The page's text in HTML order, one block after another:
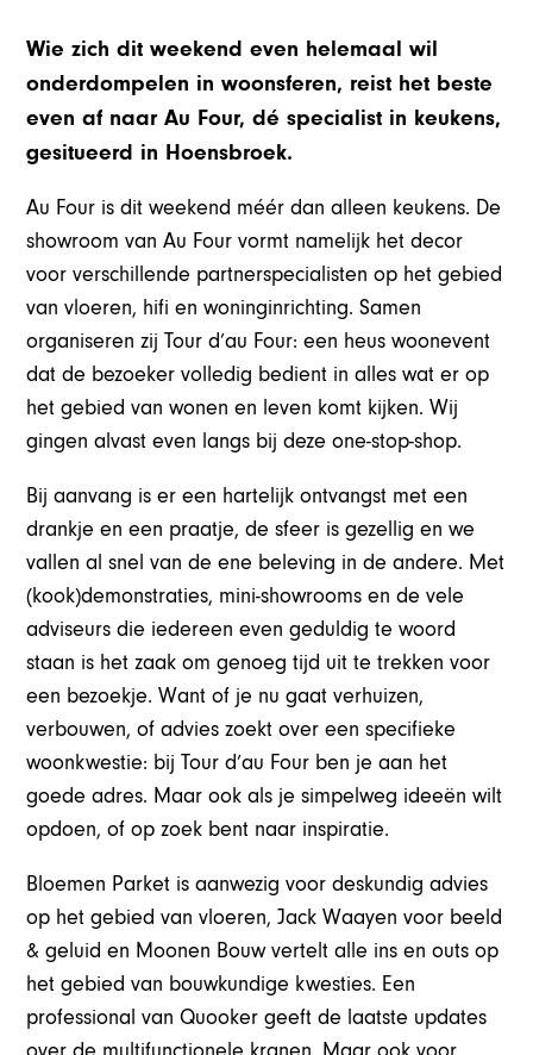
Wie zich dit weekend even helemaal wil
onderdompelen in woonsferen, reist het beste
even af naar Au Four, dé specialist in keukens,
gesitueerd in Hoensbroek.
Au Four is dit weekend méér dan alleen keukens. De
showroom van Au Four vormt namelijk het decor
voor verschillende partnerspecialisten op het gebied
van vloeren, hifi en woninginrichting. Samen
organiseren zij Tour d’au Four: een heus woonevent
dat de bezoeker volledig bedient in alles wat er op
het gebied van wonen en leven komt kijken. Wij
gingen alvast even langs bij deze one-stop-shop.
Bij aanvang is er een hartelijk ontvangst met een
drankje en een praatje, de sfeer is gezellig en we
vallen al snel van de ene beleving in de andere. Met
(kook)demonstraties, mini-showrooms en de vele
adviseurs die iedereen even geduldig te woord
staan is het zaak om genoeg tijd uit te trekken voor
een bezoekje. Want of je nu gaat verhuizen,
verbouwen, of advies zoekt over een specifieke
woonkwestie: bij Tour d’au Four ben je aan het
goede adres. Maar ook als je simpelweg ideeën wilt
opdoen, of op zoek bent naar inspiratie.
Bloemen Parket is aanwezig voor deskundig advies
op het gebied van vloeren, Jack Waayen voor beeld
& geluid en Moonen Bouw vertelt alle ins en outs op
het gebied van bouwkundige kwesties. Een
professional van Quooker geeft de laatste updates